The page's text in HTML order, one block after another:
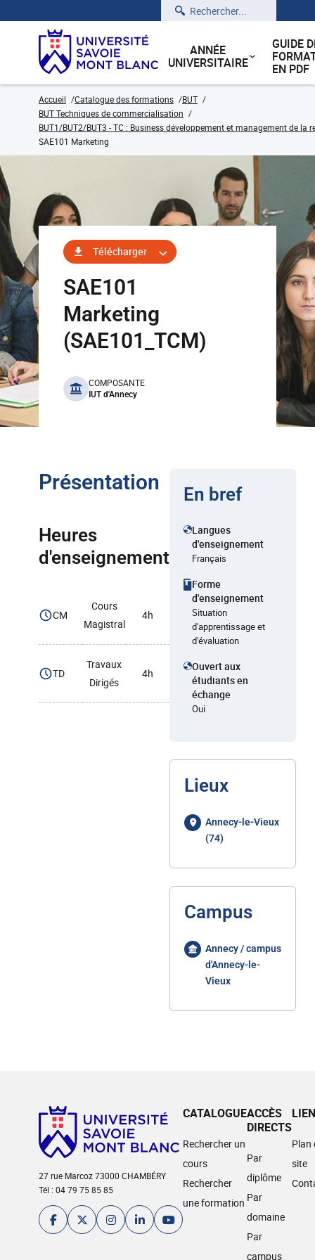
Rechercher
ANNÉE
UNIVERSITAIRE
GUIDE
EN PDF
Accueil Catalogue des formations
BUT
BUT Techniques de commercialisation
BUT1/BUT2/BUT3 - TC : Business développement et management de
SAE101 Marketing
Télécharger
SAE101
Marketing
(SAE101_TCM)
benefits
COMPOSANTE
IUT d'Annecy
Présentation
Heures
d'enseignement
CM
Cours
Magistral
4h
TD
Travaux
Dirigés
4h
En bref
Langues
d'enseignement
Français
Forme
d'enseignement
Situation
d'apprentissage et
d'évaluation
Ouvert aux
étudiants en
échange
Oui
Lieux
Annecy-le-Vieux
(74)
Campus
Annecy / campus
d'Annecy-le-
Vieux
27 rue Marcoz 73000 CHAMBÉRY
Tél : 04 79 75 85 85
CATALOGUE
Rechercher un
cours
Rechercher
une formation
ACCÈS
DIRECTS
Par
diplôme
Par
domaine
Par
campus
Plan
site